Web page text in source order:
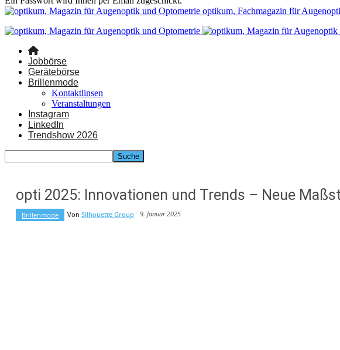
optikum, Fachmagazin für
Jobbörse
Gerätebörse
Brillenmode
Kontaktlinsen
Veranstaltungen
Instagram
LinkedIn
Trendshow 2026
opti 2025: Innovationen und Trends – Neue
Brillenmode Von Silhouette Group 9. Januar 2025